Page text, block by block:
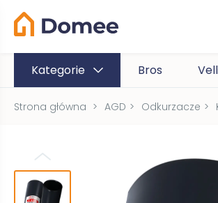
Kategorie Bros
Strona główna > AGD > Odkurzacze >